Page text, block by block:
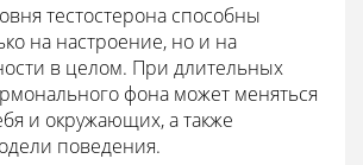
тестостерона способны
на настроение, но и на
в целом. При длительных
фона может меняться
и окружающих, а также
поведения.